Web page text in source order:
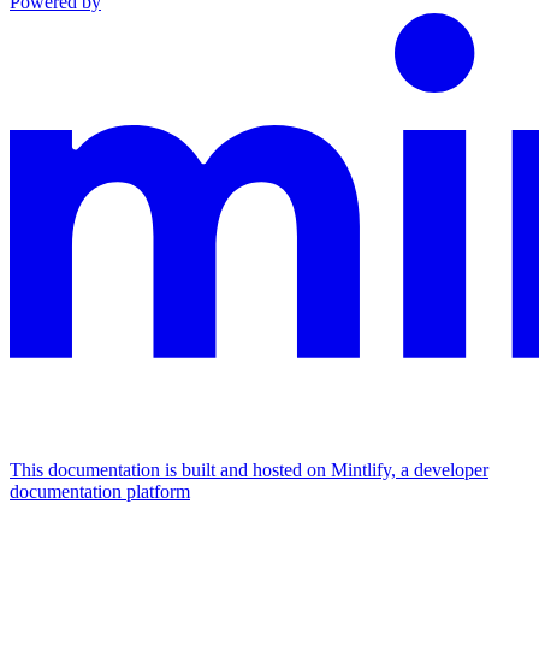
This documentation is built and hosted on Mintlify, a developer
documentation platform